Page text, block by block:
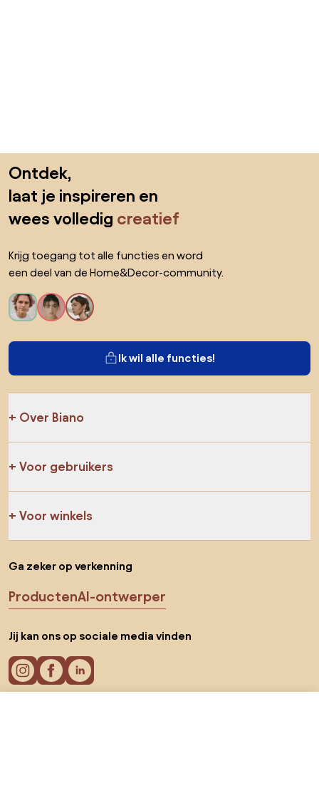
Ontdek,
laat je inspireren en
wees volledig creatief
Krijg toegang tot alle functies en word
een deel van de Home&Decor-community.
Ik wil alle functies!
Over Biano
Voor gebruikers
Voor winkels
Ga zeker op verkenning
ProductenAI-ontwerper
Jij kan ons op sociale media vinden